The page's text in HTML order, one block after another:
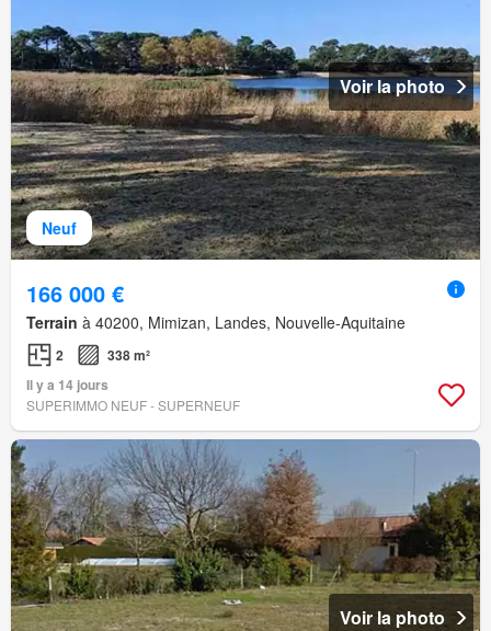
Neuf
Voir la photo
166 000 €
Terrain à 40200, Mimizan, Landes, Nouvelle-Aquitaine
2
338 m²
Il y a 14 jours
SUPERIMMO NEUF - SUPERNEUF
Voir la photo